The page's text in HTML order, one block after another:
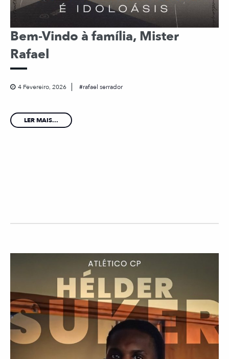
Bem-Vindo à família, Mister
Rafael
4 Fevereiro, 2026 rafael serrador
LER MAIS...